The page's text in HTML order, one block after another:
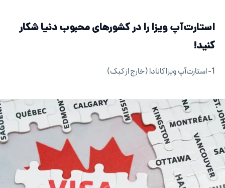
استارت‌آپ ویزا را در کشورهای محبوب دنیا شکار
کنید!
1- استارت‌آپ ویزا کانادا (خارج از کبک)